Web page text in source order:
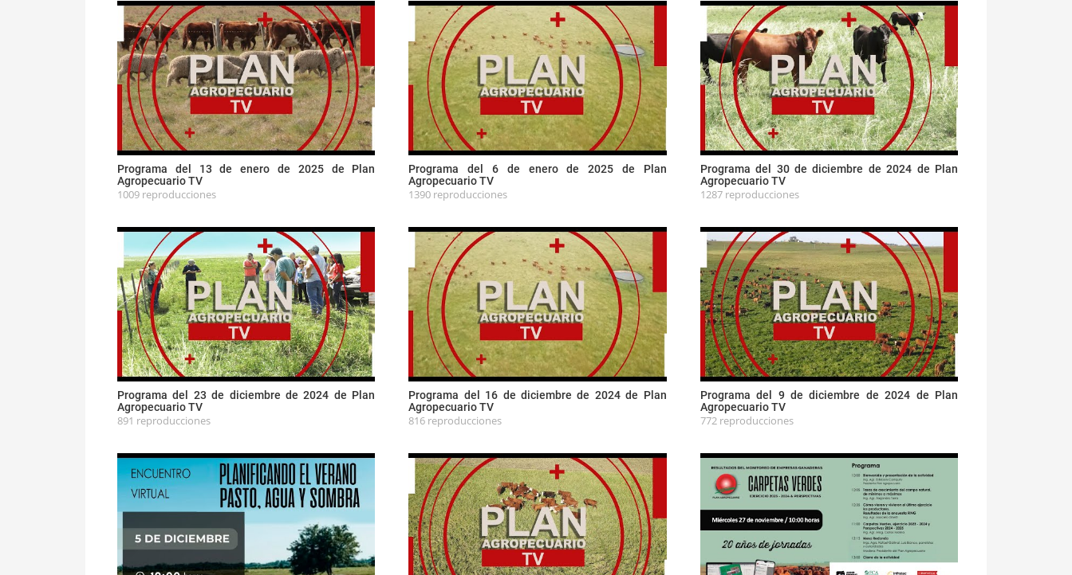
Programa del 13 de enero de 2025 de Plan
Agropecuario TV
1009 reproducciones
Programa del 6 de enero de 2025 de Plan
Agropecuario TV
1390 reproducciones
Programa del 30 de diciembre de 2024 de Plan
Agropecuario TV
1287 reproducciones
Programa del 23 de diciembre de 2024 de Plan
Agropecuario TV
891 reproducciones
Programa del 16 de diciembre de 2024 de Plan
Agropecuario TV
816 reproducciones
Programa del 9 de diciembre de 2024 de Plan
Agropecuario TV
772 reproducciones